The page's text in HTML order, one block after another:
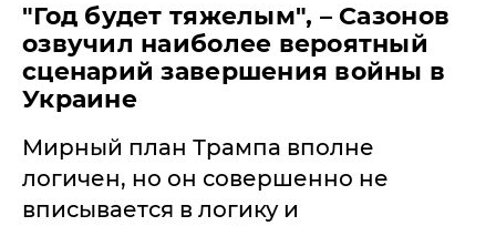
"Год будет тяжелым", – Сазонов
озвучил наиболее вероятный
сценарий завершения войны в
Украине
Мирный план Трампа вполне
логичен, но он совершенно не
вписывается в логику и